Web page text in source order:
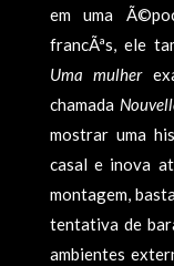
em uma
francÃªs, ele
Uma mulher
chamada
mostrar uma
casal e inova
montagem,
tentativa de
ambientes